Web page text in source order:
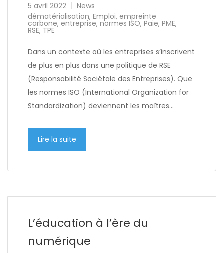
5 avril 2022
News
dématérialisation, Emploi, empreinte
carbone, entreprise, normes ISO, Paie, PME,
RSE, TPE
Dans un contexte où les entreprises s’inscrivent
de plus en plus dans une politique de RSE
(Responsabilité Sociétale des Entreprises). Que
les normes ISO (International Organization for
Standardization) deviennent les maîtres…
Lire la suite
L’éducation à l’ère du
numérique